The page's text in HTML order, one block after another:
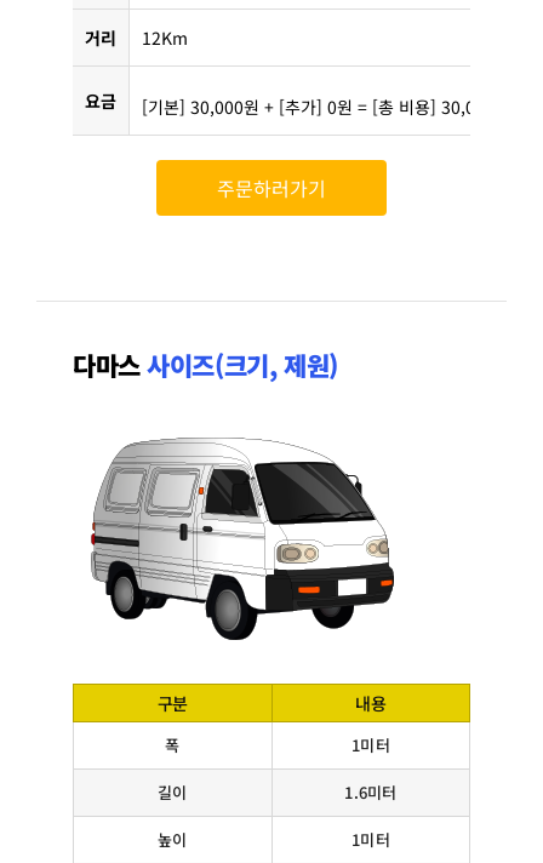
거리 12Km
요금 [기본] 30,000원 + [추가] 0원 = [총 비용] 30,000원
주문하러가기
다마스사이즈(크기, 제원)
구분 내용
폭 1미터
길이 1.6미터
높이 1미터